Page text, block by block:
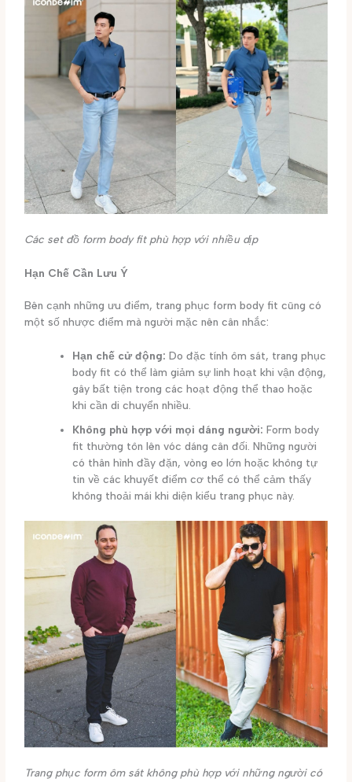
Các set đồ form body fit phù hợp với nhiều dịp
Hạn Chế Cần Lưu Ý
Bên cạnh những ưu điểm, trang phục form body fit cũng có
một số nhược điểm mà người mặc nên cân nhắc:
Hạn chế cử động: Do đặc tính ôm sát, trang phục
body fit có thể làm giảm sự linh hoạt khi vận động,
gây bất tiện trong các hoạt động thể thao hoặc
khi cần di chuyển nhiều.
Không phù hợp với mọi dáng người: Form body
fit thường tôn lên vóc dáng cân đối. Những người
có thân hình đầy đặn, vòng eo lớn hoặc không tự
tin về các khuyết điểm cơ thể có thể cảm thấy
không thoải mái khi diện kiểu trang phục này.
Trang phục form ôm sát không phù hợp với những người có